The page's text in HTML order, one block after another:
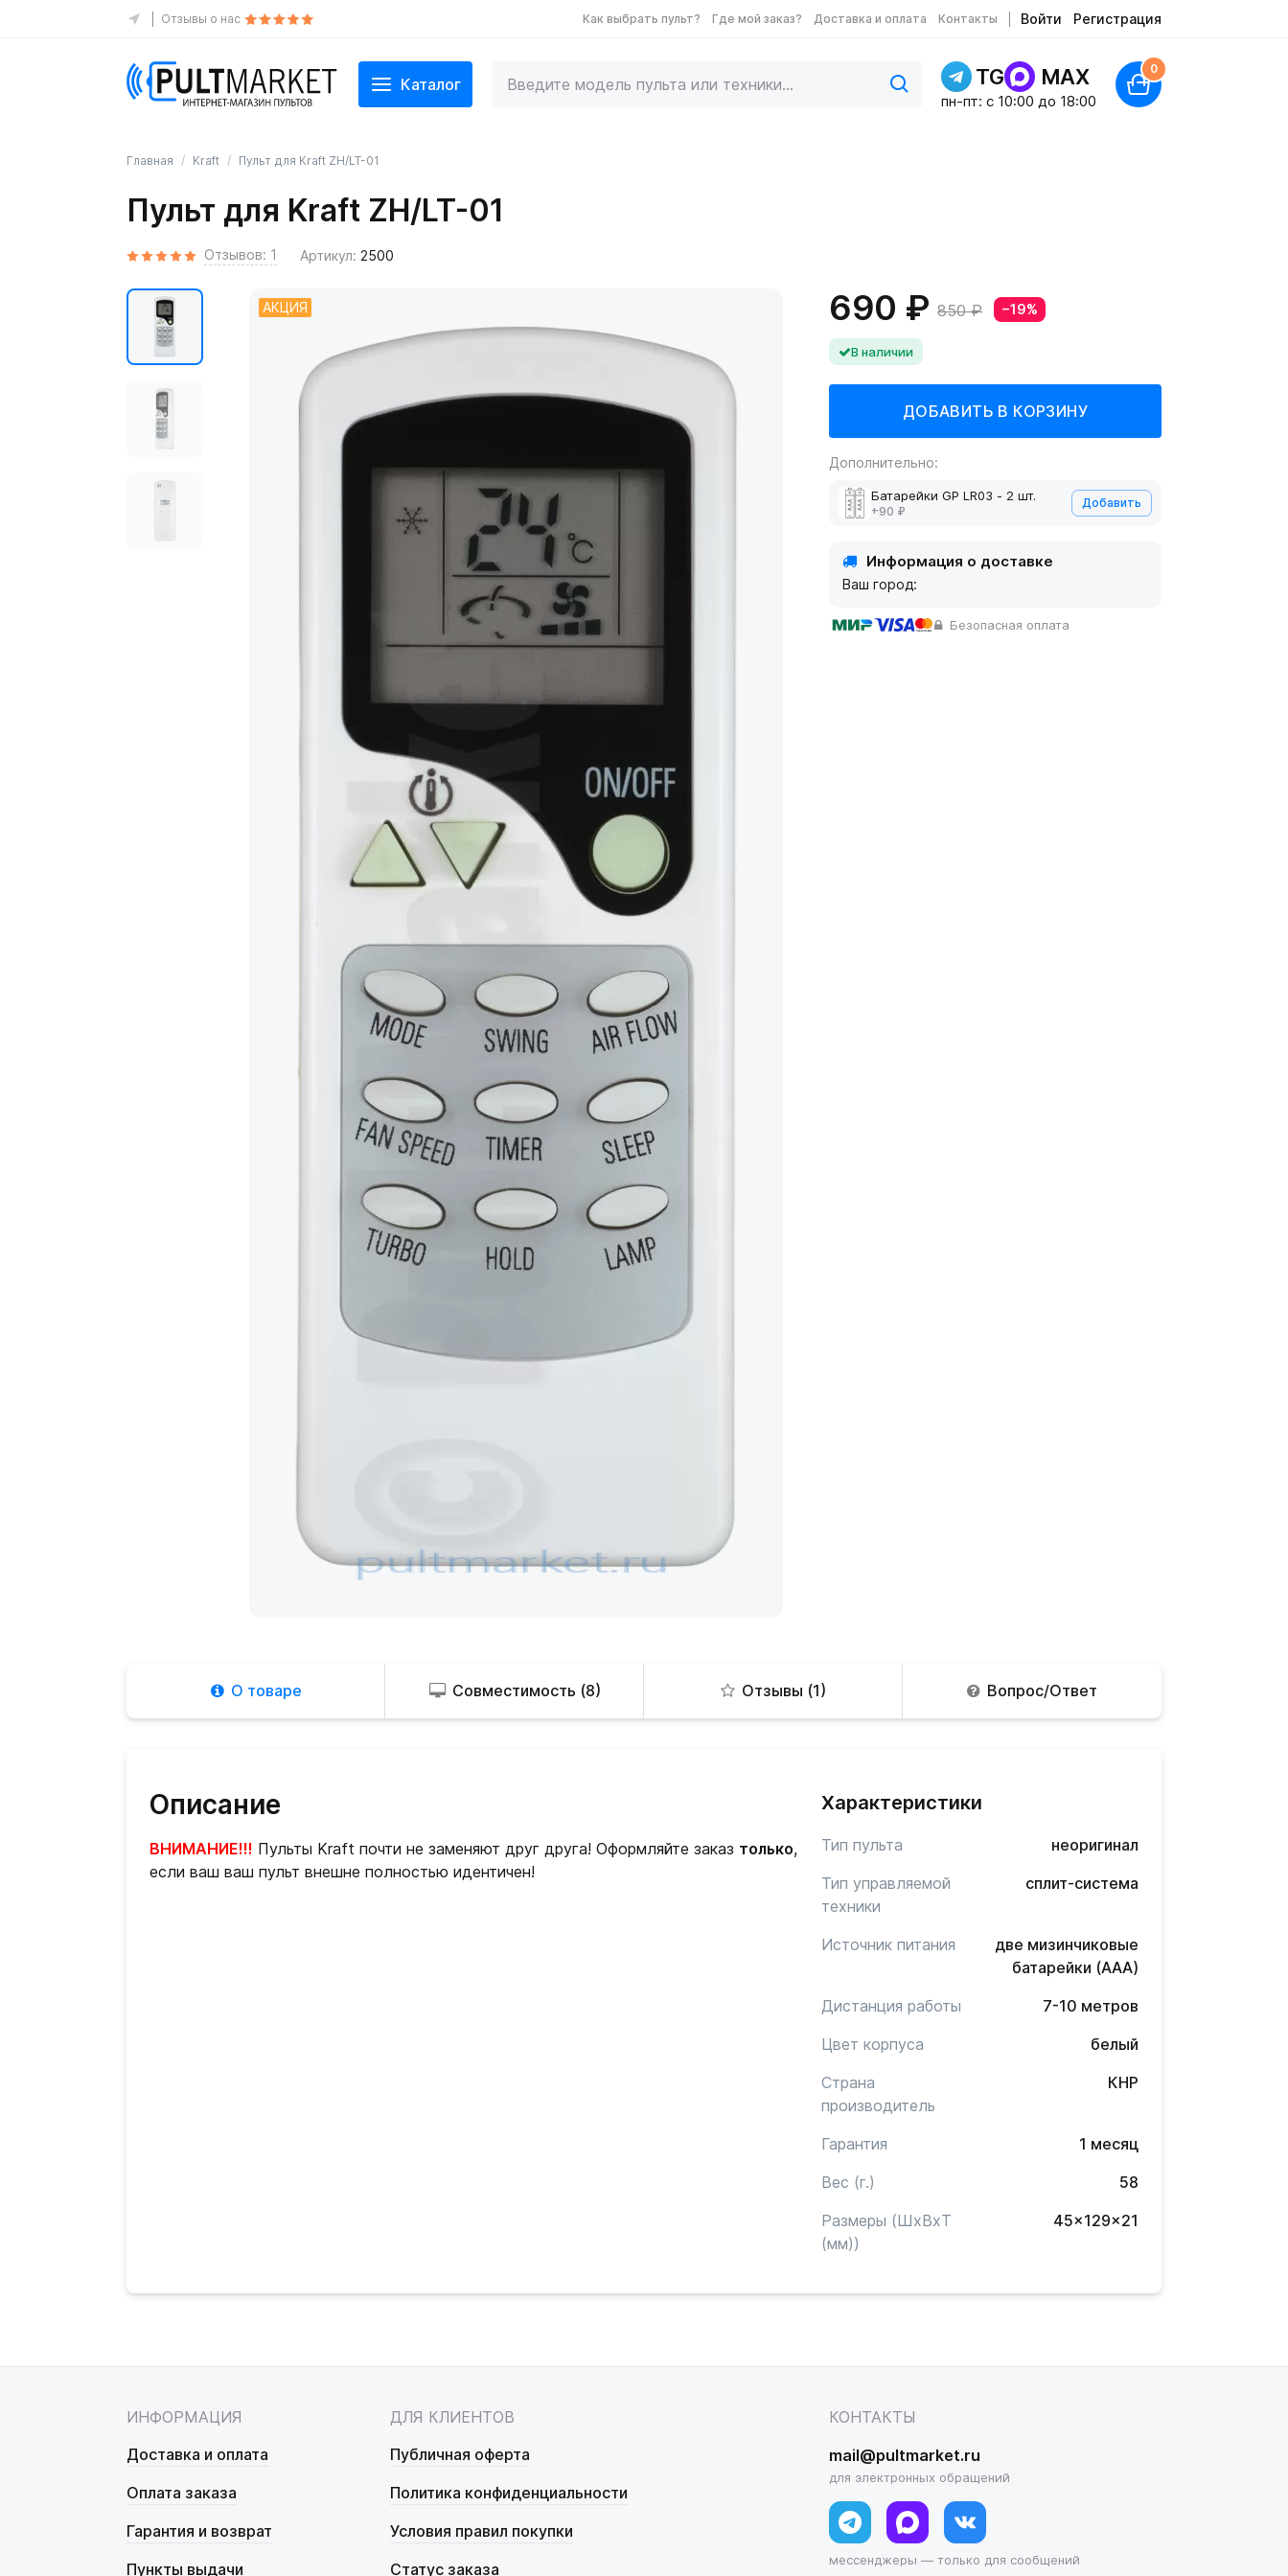
Отзывы о нас Как выбрать пульт? Где мой заказ? Доставка и оплата Контакты Войти Регистрация
Каталог TG MAX
пн-пт: c 10:00 до 18:00
0
Главная Kraft Пульт для Kraft ZH/LT-01
Пульт для Kraft ZH/LT-01
Отзывов: 1 Артикул: 2500
АКЦИЯ 690 ₽ 850 ₽ −19%
В наличии
Дополнительно:
Батарейки GP LR03 - 2 шт.
+90 ₽
Добавить
Информация о доставке
Ваш город:
Безопасная оплата
О товаре Совместимость (8) Отзывы (1) Вопрос/Ответ
Описание
ВНИМАНИЕ!!! Пульты Kraft почти не заменяют друг друга! Оформляйте заказ только,
если ваш ваш пульт внешне полностью идентичен!
Характеристики
Тип пульта
неоригинал
Тип управляемой
техники
сплит-система
Источник питания
две мизинчиковые
батарейки (AAA)
Дистанция работы
7-10 метров
Цвет корпуса
белый
Страна
производитель
КНР
Гарантия
1 месяц
Вес (г.)
58
Размеры (ШxВxТ
(мм))
45x129x21
ИНФОРМАЦИЯ
Доставка и оплата
Оплата заказа
Гарантия и возврат
Пункты выдачи
ДЛЯ КЛИЕНТОВ
Публичная оферта
Политика конфиденциальности
Условия правил покупки
Статус заказа
КОНТАКТЫ
mail@pultmarket.ru
для электронных обращений
мессенджеры — только для сообщений